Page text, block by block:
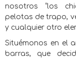
nosotros “los
pelotas de trapo,
y cualquier otro
Situémonos en el
barras, que